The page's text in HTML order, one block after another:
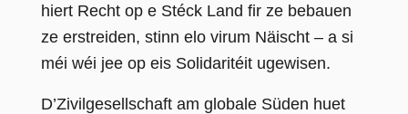
hiert Recht op e Stéck Land fir ze bebauen
ze erstreiden, stinn elo virum Näischt – a si
méi wéi jee op eis Solidaritéit ugewisen.
D’Zivilgesellschaft am globale Süden huet